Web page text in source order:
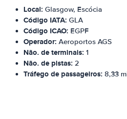
Local: Glasgow, Escócia
Código IATA: GLA
Código ICAO: EGPF
Operador: Aeroportos AGS
Não. de terminais: 1
Não. de pistas: 2
Tráfego de passageiros: 8,33